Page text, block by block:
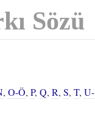
Sözü
, O-Ö, P, Q, R, S, T,